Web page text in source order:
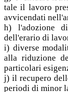
tale il lavoro
avvicendati
h) l'adozione
dell'erario di
i) diverse
alla riduzione
particolari
j) il recupero
periodi di minor